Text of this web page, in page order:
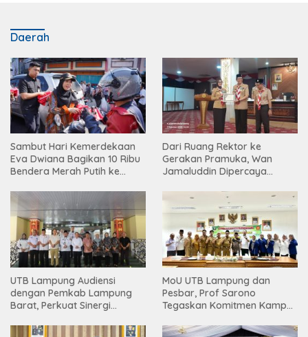
Daerah
Sambut Hari Kemerdekaan
Eva Dwiana Bagikan 10 Ribu
Bendera Merah Putih ke
Dari Ruang Rektor ke
Gerakan Pramuka, Wan
Jamaluddin Dipercaya
UTB Lampung Audiensi
dengan Pemkab Lampung
Barat, Perkuat Sinergi
Tinggi
MoU UTB Lampung dan
Pesbar, Prof Sarono
Tegaskan Komitmen Kampus
Masyarakat